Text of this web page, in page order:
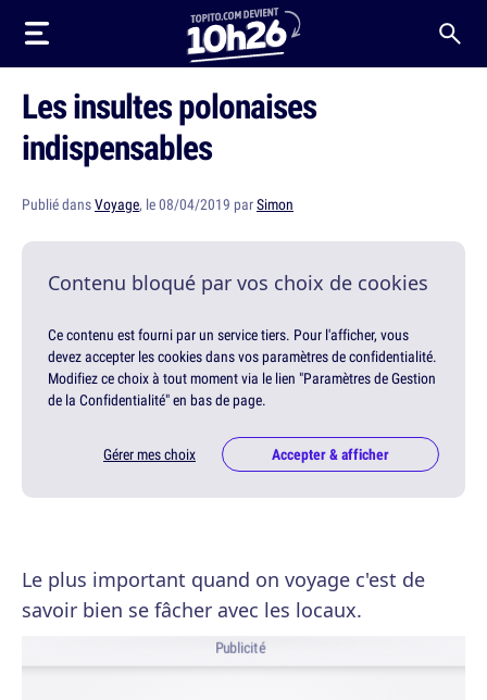
Les insultes polonaises
indispensables
Publié dansVoyage, le 08/04/2019 parSimon
Contenu bloqué par vos choix de cookies
Ce contenu est fourni par un service tiers. Pour l'afficher, vous
devez accepter les cookies dans vos paramètres de confidentialité.
Modifiez ce choix à tout moment via le lien "Paramètres de Gestion
de la Confidentialité" en bas de page.
Gérer mes choix Accepter & afficher
Le plus important quand on voyage c'est de
savoir bien se fâcher avec les locaux.
Publicité